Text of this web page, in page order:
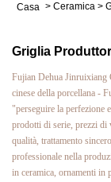
Casa > Ceramica >
Griglia
Fujian Dehua Jinruixiang
cinese della porcellana -
"perseguire la perfezione
prodotti di serie, prezzi di
qualità, trattamento
professionale nella
in ceramica, ornamenti in